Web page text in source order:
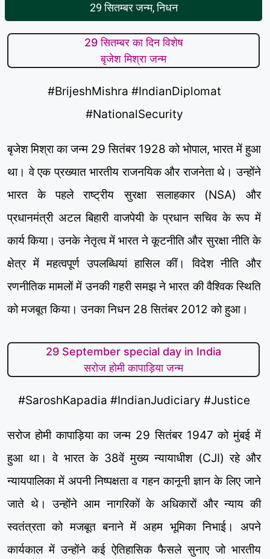
29 सितम्बर जन्म, निधन
29 सितम्बर का दिन विशेष
बृजेश मिश्रा जन्म
#BrijeshMishra #IndianDiplomat
#NationalSecurity
बृजेश मिश्रा का जन्म 29 सितंबर 1928 को भोपाल, भारत में हुआ
था। वे एक प्रख्यात भारतीय राजनयिक और राजनेता थे। उन्होंने
भारत के पहले राष्ट्रीय सुरक्षा सलाहकार (NSA) और
प्रधानमंत्री अटल बिहारी वाजपेयी के प्रधान सचिव के रूप में
कार्य किया। उनके नेतृत्व में भारत ने कूटनीति और सुरक्षा नीति के
क्षेत्र में महत्वपूर्ण उपलब्धियां हासिल कीं। विदेश नीति और
रणनीतिक मामलों में उनकी गहरी समझ ने भारत की वैश्विक स्थिति
को मजबूत किया। उनका निधन 28 सितंबर 2012 को हुआ।
29 September special day in India
सरोज होमी कापाड़िया जन्म
#SaroshKapadia #IndianJudiciary #Justice
सरोज होमी कापाड़िया का जन्म 29 सितंबर 1947 को मुंबई में
हुआ था। वे भारत के 38वें मुख्य न्यायाधीश (CJI) रहे और
न्यायपालिका में अपनी निष्पक्षता व गहन कानूनी ज्ञान के लिए जाने
जाते थे। उन्होंने आम नागरिकों के अधिकारों और न्याय की
स्वतंत्रता को मजबूत बनाने में अहम भूमिका निभाई। अपने
कार्यकाल में उन्होंने कई ऐतिहासिक फैसले सुनाए जो भारतीय